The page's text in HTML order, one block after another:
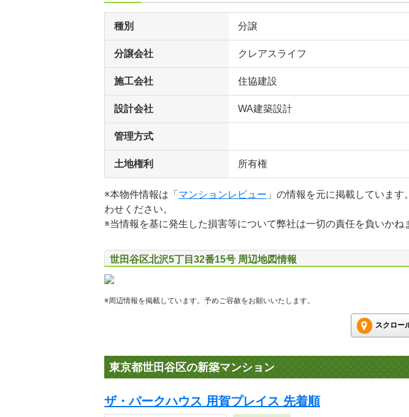
種別 分譲
分譲会社 クレアスライフ
施工会社 住協建設
設計会社 WA建築設計
管理方式
土地権利 所有権
※本物件情報は「 マンションレビュー 」の情報を元に掲載していま
わせください。
※当情報を基に発生した損害等について弊社は一切の責任を負いかね
世田谷区北沢5丁目32番15号 周辺地図情報
※周辺情報を掲載しています。予めご容赦をお願いいたします。
スクロー
東京都世田谷区の新築マンション
ザ・パークハウス 用賀プレイス 先着順